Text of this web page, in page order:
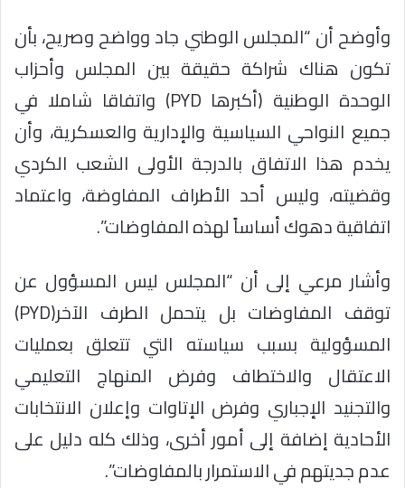
وأوضح أن “المجلس الوطني جاد وواضح وصريح، بأن
تكون هناك شراكة حقيقة بين المجلس وأحزاب
الوحدة الوطنية (أكبرها PYD) واتفاقا شاملا في
جميع النواحي السياسية والإدارية والعسكرية، وأن
يخدم هذا الاتفاق بالدرجة الأولى الشعب الكردي
وقضيته، وليس أحد الأطراف المفاوضة، واعتماد
اتفاقية دهوك أساساً لهذه المفاوضات”.
وأشار مرعي إلى أن “المجلس ليس المسؤول عن
توقف المفاوضات بل يتحمل الطرف الآخر(PYD)
المسؤولية بسبب سياسته التي تتعلق بعمليات
الاعتقال والاختطاف وفرض المنهاج التعليمي
والتجنيد الإجباري وفرض الإتاوات وإعلان الانتخابات
الأحادية إضافة إلى أمور أخرى، وذلك كله دليل على
عدم جديتهم في الاستمرار بالمفاوضات”.